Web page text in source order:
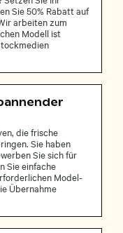
Sie 50% Rabatt auf
arbeiten zum
Modell ist
die frische
Sie haben
Sie sich für
Sie einfache
Model-
Übernahme